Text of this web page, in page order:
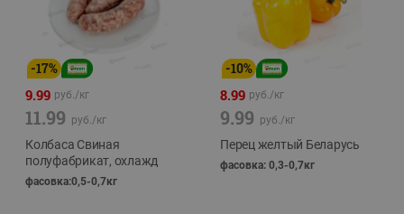
-17%
9.99 руб./кг
11.99 руб./кг
Колбаса Свиная
полуфабрикат, охлажд
фасовка:0,5-0,7кг
-10%
8.99 руб./кг
9.99 руб./кг
Перец желтый Беларусь
фасовка: 0,3-0,7кг